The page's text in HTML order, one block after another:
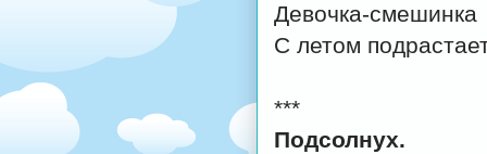
Девочка-смешинка
С летом
***
Подсолнух.